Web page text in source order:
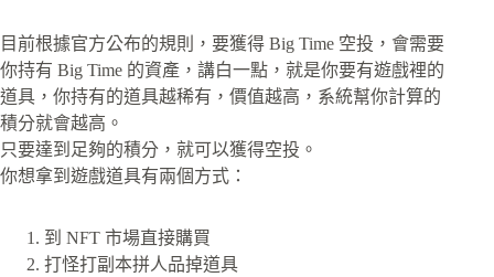
目前根據官方公布的規則，要獲得 Big Time 空投，會需要
你持有 Big Time 的資產，講白一點，就是你要有遊戲裡的
道具，你持有的道具越稀有，價值越高，系統幫你計算的
積分就會越高。
只要達到足夠的積分，就可以獲得空投。
你想拿到遊戲道具有兩個方式：
到 NFT 市場直接購買
打怪打副本拼人品掉道具